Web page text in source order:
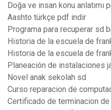
Doğa ve insan konu anlatımı
Aashto türkçe pdf indir
Programa para recuperar sd
Historia de la escuela de
Historia de la escuela de
Planeación de instalaciones
Novel anak sekolah sd
Curso reparacion de
Certificado de terminacion de